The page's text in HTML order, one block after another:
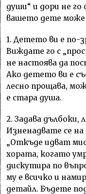
души“ и дори не го
вашето дете може
1. Детето ви е по-
Виждате го с
не настоява да
Ако детето ви е
лесно прощава,
е стара душа.
2. Задава дълбоки,
Изненадвате се
„Откъде идват
хората, когато
дискутира по
му е всичко и
детайл. Бъдете